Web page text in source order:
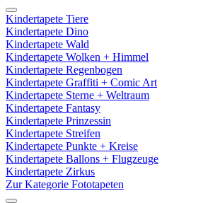
Kindertapete Tiere
Kindertapete Dino
Kindertapete Wald
Kindertapete Wolken + Himmel
Kindertapete Regenbogen
Kindertapete Graffiti + Comic Art
Kindertapete Sterne + Weltraum
Kindertapete Fantasy
Kindertapete Prinzessin
Kindertapete Streifen
Kindertapete Punkte + Kreise
Kindertapete Ballons + Flugzeuge
Kindertapete Zirkus
Zur Kategorie Fototapeten